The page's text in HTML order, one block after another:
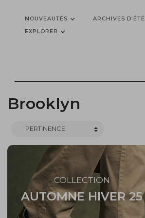
NOUVEAUTÉS ARCHIVES D'ÉTÉ
EXPLORER
Brooklyn